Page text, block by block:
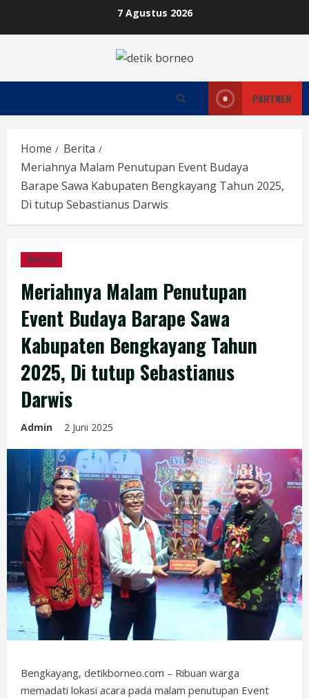
7 Agustus 2026
PARTNER
Home
Berita
Meriahnya Malam Penutupan Event Budaya
Barape Sawa Kabupaten Bengkayang Tahun 2025,
Di tutup Sebastianus Darwis
Berita
Meriahnya Malam Penutupan
Event Budaya Barape Sawa
Kabupaten Bengkayang Tahun
2025, Di tutup Sebastianus
Darwis
Admin 2 Juni 2025
Bengkayang, detikborneo.com – Ribuan warga
memadati lokasi acara pada malam penutupan Event